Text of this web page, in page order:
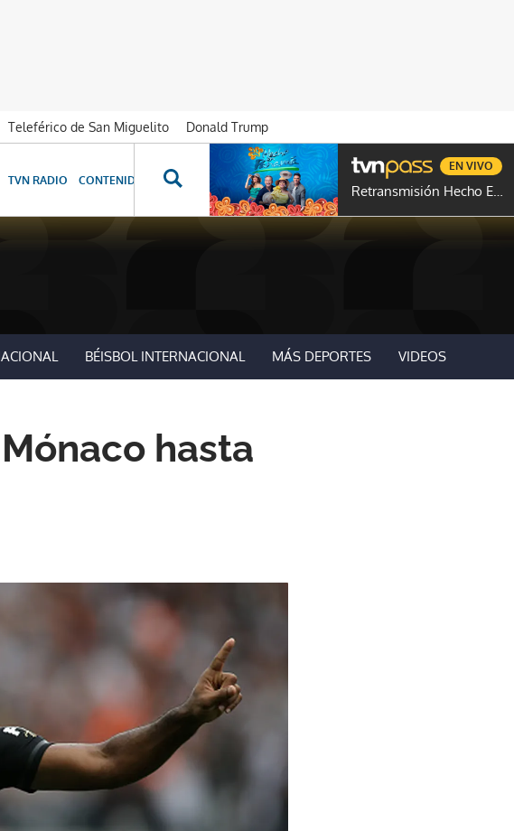
Teleférico de San Miguelito
Donald Trump
TVN RADIO CONTENIDOS ESPECIALES NOVELAS PROGRAMAS GENTE TVN
Retransmisión Hecho En Panamá
EN VIVO
BÉISBOL INTERNACIONAL MÁS DEPORTES VIDEOS
hasta